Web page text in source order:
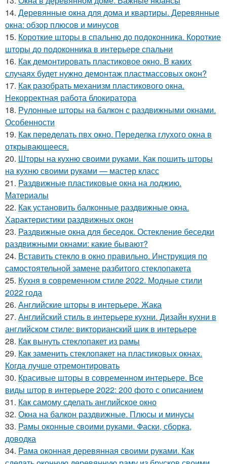
14. Деревянные окна для дома и квартиры. Деревянные
окна: обзор плюсов и минусов
15. Короткие шторы в спальню до подоконника. Короткие
шторы до подоконника в интерьере спальни
16. Как демонтировать пластиковое окно. В каких
случаях будет нужно демонтаж пластмассовых окон?
17. Как разобрать механизм пластикового окна.
Некорректная работа блокиратора
18. Рулонные шторы на балкон с раздвижными окнами.
Особенности
19. Как переделать пвх окно. Переделка глухого окна в
открывающееся.
20. Шторы на кухню своими руками. Как пошить шторы
на кухню своими руками — мастер класс
21. Раздвижные пластиковые окна на лоджию.
Материалы
22. Как установить балконные раздвижные окна.
Характеристики раздвижных окон
23. Раздвижные окна для беседок. Остекление беседки
раздвижными окнами: какие бывают?
24. Вставить стекло в окно правильно. Инструкция по
самостоятельной замене разбитого стеклопакета
25. Кухня в современном стиле 2022. Модные стили
2022 года
26. Английские шторы в интерьере. Жака
27. Английский стиль в интерьере кухни. Дизайн кухни в
английском стиле: викторианский шик в интерьере
28. Как вынуть стеклопакет из рамы
29. Как заменить стеклопакет на пластиковых окнах.
Когда лучше отремонтировать
30. Красивые шторы в современном интерьере. Все
виды штор в интерьере 2022: 200 фото с описанием
31. Как самому сделать английское окно
32. Окна на балкон раздвижные. Плюсы и минусы
33. Рамы оконные своими руками. Фаски, сборка,
доводка
34. Рама оконная деревянная своими руками. Как